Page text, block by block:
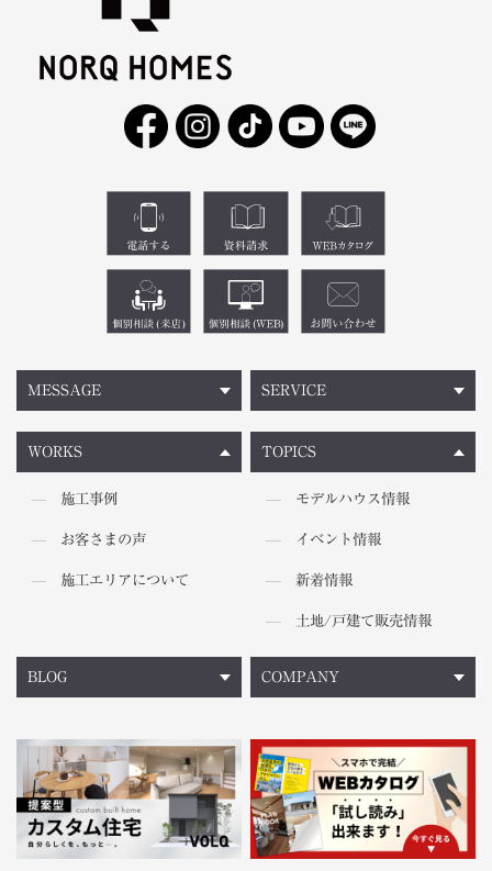
MESSAGE
WORKS
施工事例
お客さまの声
施工エリアについて
TOPICS
モデルハウス情報
イベント情報
新着情報
土地/戸建て販売情報
SERVICE
BLOG COMPANY